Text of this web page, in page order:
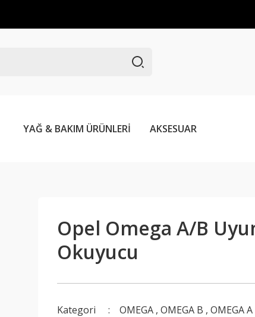
YAĞ & BAKIM ÜRÜNLERİ AKSESUAR
Opel Omega A/B
Okuyucu
Kategori OMEGA ,OMEGA B ,OMEGA A